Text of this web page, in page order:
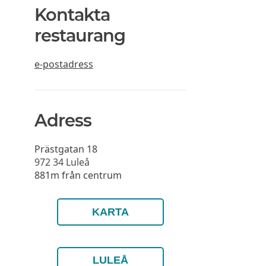
Kontakta
restaurang
e-postadress
Adress
Prästgatan 18
972 34 Luleå
881m från centrum
KARTA
LULEÅ